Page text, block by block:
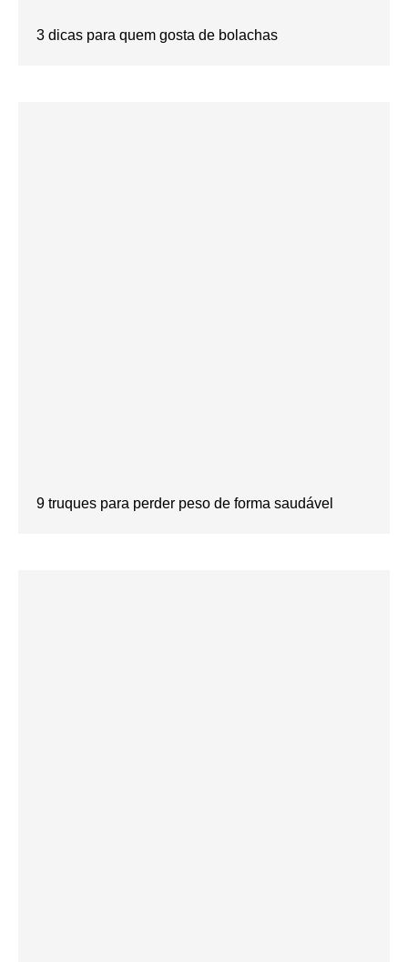
3 dicas para quem gosta de bolachas
9 truques para perder peso de forma saudável